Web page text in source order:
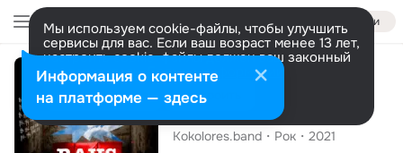
Войти
Мы используем cookie-файлы, чтобы улучшить
сервисы для вас. Если ваш возраст менее 13 лет,
настроить cookie-файлы должен ваш законный
представитель. Больше информации
Разрешить все Настроить
Сингл
Raus
Kokolores.band Рок 2021
Информация о контенте
на платформе — здесь